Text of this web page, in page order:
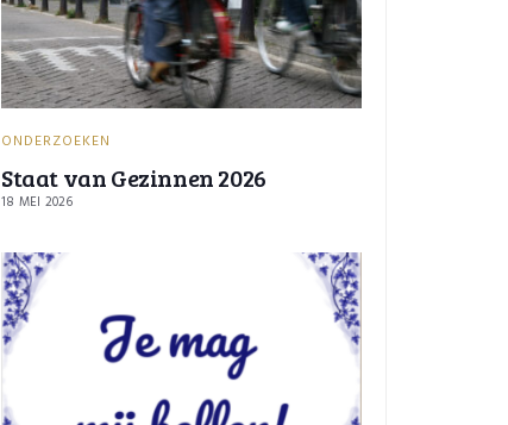
ONDERZOEKEN
Staat van Gezinnen 2026
18 MEI 2026